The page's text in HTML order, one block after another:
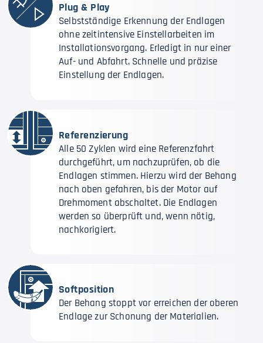
Plug & Play
Selbstständige Erkennung der Endlagen
ohne zeitintensive Einstellarbeiten im
Installationsvorgang. Erledigt in nur einer
Auf- und Abfahrt. Schnelle und präzise
Einstellung der Endlagen.
Referenzierung
Alle 50 Zyklen wird eine Referenzfahrt
durchgeführt, um nachzuprüfen, ob die
Endlagen stimmen. Hierzu wird der Behang
nach oben gefahren, bis der Motor auf
Drehmoment abschaltet. Die Endlagen
werden so überprüft und, wenn nötig,
nachkorigiert.
Softposition
Der Behang stoppt vor erreichen der oberen
Endlage zur Schonung der Materialien.